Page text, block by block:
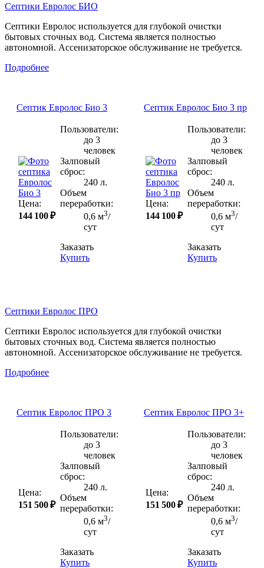
Септики Евролос БИО
Септики Евролос используется для глубокой очистки
бытовых сточных вод. Система является полностью
автономной. Ассенизаторское обслуживание не требуется.
Подробнее
Септик Евролос Био 3
Цена:
144 100 ₽
Пользователи:
до 3
человек
Залповый
сброс:
240 л.
Объем
переработки:
0,6 м3/
сут
Заказать
Купить
Септик Евролос Био 3 пр
Цена:
144 100 ₽
Пользователи:
до 3
человек
Залповый
сброс:
240 л.
Объем
переработки:
0,6 м3/
сут
Заказать
Купить
Септики Евролос ПРО
Септики Евролос используется для глубокой очистки
бытовых сточных вод. Система является полностью
автономной. Ассенизаторское обслуживание не требуется.
Подробнее
Септик Евролос ПРО 3
Цена:
151 500 ₽
Пользователи:
до 3
человек
Залповый
сброс:
240 л.
Объем
переработки:
0,6 м3/
сут
Заказать
Купить
Септик Евролос ПРО 3+
Цена:
151 500 ₽
Пользователи:
до 3
человек
Залповый
сброс:
240 л.
Объем
переработки:
0,6 м3/
сут
Заказать
Купить